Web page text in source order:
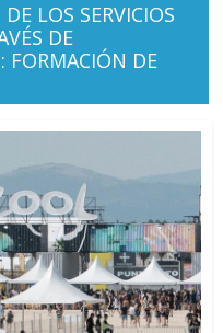
LOS SERVICIOS
DE
FORMACIÓN DE